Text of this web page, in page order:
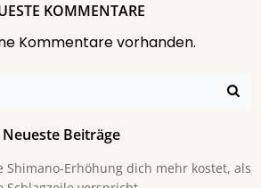
KOMMENTARE
Kommentare vorhanden.
Neueste Beiträge
Shimano-Erhöhung dich mehr kostet, als